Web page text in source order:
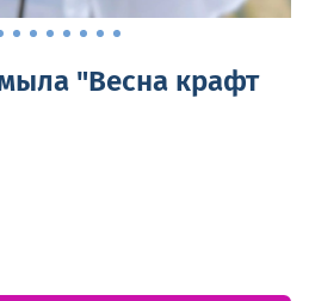
"Весна крафт